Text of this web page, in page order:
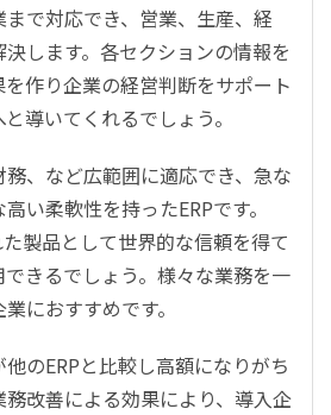
で対応でき、営業、生産、経
します。各セクションの情報を
作り企業の経営判断をサポート
導いてくれるでしょう。
、など広範囲に適応でき、急な
い柔軟性を持ったERPです。
製品として世界的な信頼を得て
きるでしょう。様々な業務を一
におすすめです。
のERPと比較し高額になりがち
改善による効果により、導入企